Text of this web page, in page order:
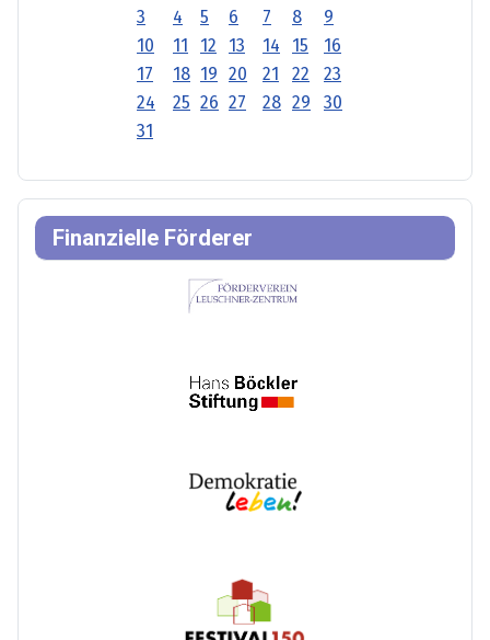
3
4 5 6 7 8
9
10
11 12 13 14 15
16
17
18 19 20 21 22
23
24
25 26 27 28 29
30
31
Finanzielle Förderer